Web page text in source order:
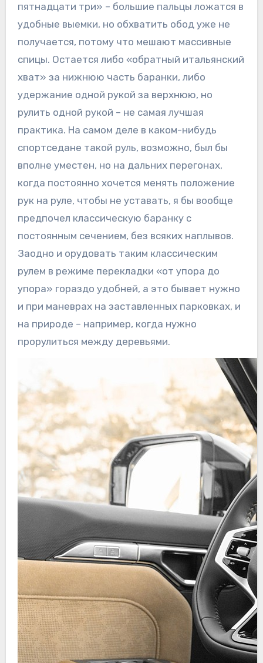
пятнадцати три» – большие пальцы ложатся в
удобные выемки, но обхватить обод уже не
получается, потому что мешают массивные
спицы. Остается либо «обратный итальянский
хват» за нижнюю часть баранки, либо
удержание одной рукой за верхнюю, но
рулить одной рукой – не самая лучшая
практика. На самом деле в каком-нибудь
спортседане такой руль, возможно, был бы
вполне уместен, но на дальних перегонах,
когда постоянно хочется менять положение
рук на руле, чтобы не уставать, я бы вообще
предпочел классическую баранку с
постоянным сечением, без всяких наплывов.
Заодно и орудовать таким классическим
рулем в режиме перекладки «от упора до
упора» гораздо удобней, а это бывает нужно
и при маневрах на заставленных парковках, и
на природе – например, когда нужно
прорулиться между деревьями.